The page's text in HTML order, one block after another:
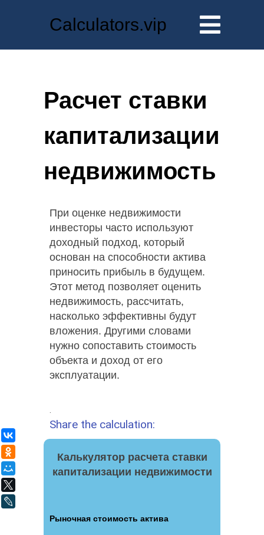
Calculators.vip
Расчет ставки
капитализации
недвижимость
При оценке недвижимости
инвесторы часто используют
доходный подход, который
основан на способности актива
приносить прибыль в будущем.
Этот метод позволяет оценить
недвижимость, рассчитать,
насколько эффективны будут
вложения. Другими словами
нужно сопоставить стоимость
объекта и доход от его
эксплуатации.
Share the calculation:
Калькулятор расчета ставки
капитализации недвижимости
Рыночная стоимость актива
Одноклассники